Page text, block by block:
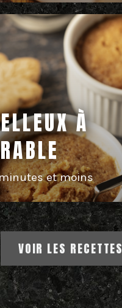
À
et moins
VOIR LES RECETTES